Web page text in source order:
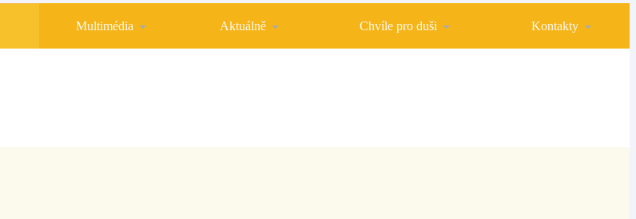
Multimédia Aktuálně Chvíle pro duši Kontakty